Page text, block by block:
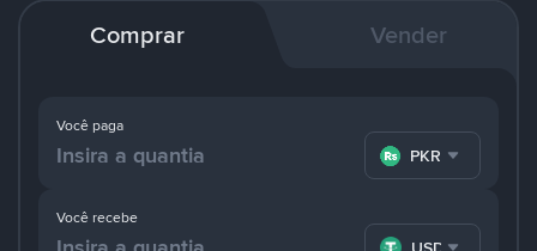
Comprar Vender
Você paga
PKR
Você recebe